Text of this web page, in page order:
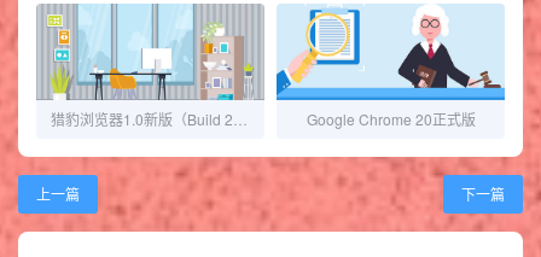
Google Chrome 20正式版
上一篇 下一篇